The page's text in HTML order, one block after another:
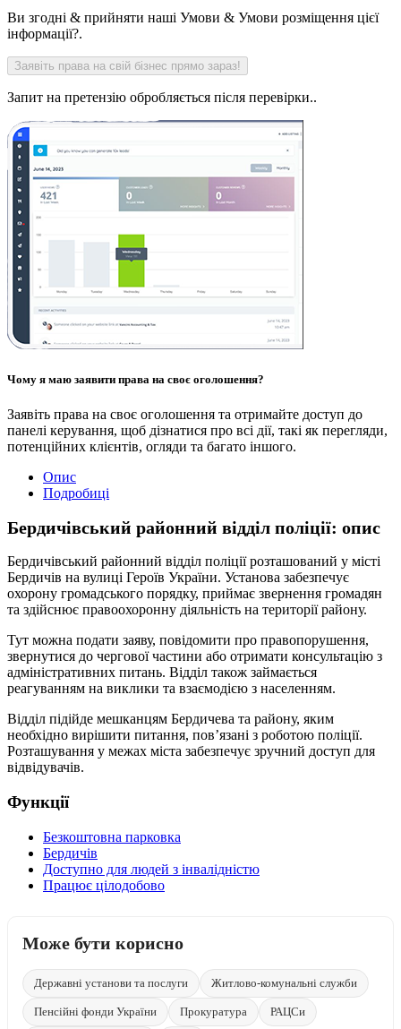
Ви згодні & прийняти наші Умови & Умови розміщення цієї
інформації?.
Запит на претензію обробляється після перевірки..
Чому я маю заявити права на своє оголошення?
Заявіть права на своє оголошення та отримайте доступ до
панелі керування, щоб дізнатися про всі дії, такі як перегляди,
потенційних клієнтів, огляди та багато іншого.
Опис
Подробиці
Бердичівський районний відділ поліції: опис
Бердичівський районний відділ поліції розташований у місті
Бердичів на вулиці Героїв України. Установа забезпечує
охорону громадського порядку, приймає звернення громадян
та здійснює правоохоронну діяльність на території району.
Тут можна подати заяву, повідомити про правопорушення,
звернутися до чергової частини або отримати консультацію з
адміністративних питань. Відділ також займається
реагуванням на виклики та взаємодією з населенням.
Відділ підійде мешканцям Бердичева та району, яким
необхідно вирішити питання, пов’язані з роботою поліції.
Розташування у межах міста забезпечує зручний доступ для
відвідувачів.
Функції
Безкоштовна парковка
Бердичів
Доступно для людей з інвалідністю
Працює цілодобово
Може бути корисно
Державні установи та послуги Житлово-комунальні служби
Пенсійні фонди України Прокуратура РАЦСи